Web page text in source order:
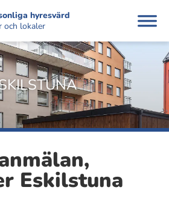
hyresvärd
och lokaler
Eskilstuna